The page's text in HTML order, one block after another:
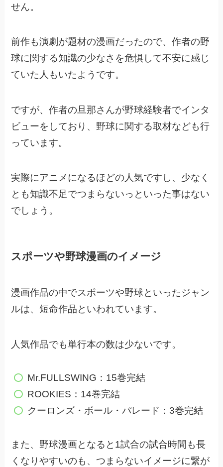
せん。
前作も演劇が題材の漫画だったので、作者の野
球に関する知識の少なさを危惧して不安に感じ
ていた人もいたようです。
ですが、作者の旦那さんが野球経験者でインタ
ビューをしており、 野球に関する取材なども行
っています。
実際にアニメになるほどの人気ですし、 少なく
とも知識不足でつまらないっといった事はない
でしょう。
スポーツや野球漫画のイメージ
漫画作品の中でスポーツや野球といったジャン
ルは、短命作品といわれています。
人気作品でも単行本の数は少ないです。
Mr.FULLSWING：15巻完結
ROOKIES：14巻完結
クーロンズ・ボール・パレード：3巻完結
また、野球漫画となると1試合の試合時間も長
くなりやすいのも、 つまらないイメージに繋が